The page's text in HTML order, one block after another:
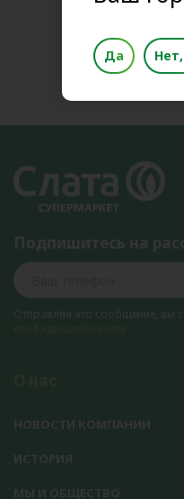
Подпишитесь на
Отправляя это сообщение, вы
НОВОСТИ КОМПАНИИ
ИСТОРИЯ
МЫ И ОБЩЕСТВО
Да